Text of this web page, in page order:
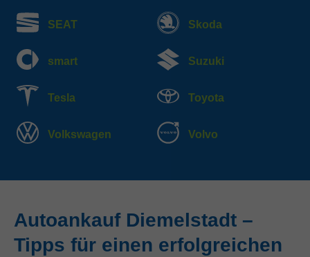
SEAT Skoda
smart Suzuki
Tesla Toyota
Volkswagen Volvo
Autoankauf Diemelstadt –
Tipps für einen erfolgreichen